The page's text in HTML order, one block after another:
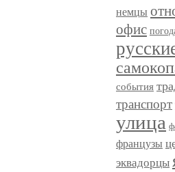
немцы
офис
события
транспорт
улица
французы
эквадорцы